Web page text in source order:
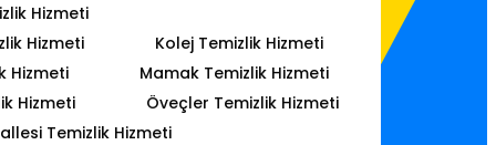
Hizmeti
Hizmeti
Kolej Temizlik Hizmeti
Hizmeti
Mamak Temizlik Hizmeti
Hizmeti
Öveçler Temizlik Hizmeti
Temizlik Hizmeti